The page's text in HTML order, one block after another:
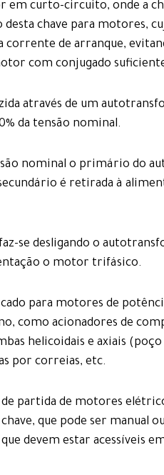
curto-circuito, onde a
chave para motores,
corrente de arranque,
com conjugado
através de um
da tensão nominal.
nominal o primário do
é retirada à
se desligando o
o motor trifásico.
para motores de
como acionadores de
helicoidais e axiais
por correias, etc.
partida de motores
que pode ser manual
devem estar acessíveis